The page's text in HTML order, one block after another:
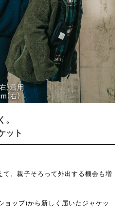
ット
、親子そろって外出する機会も増
ョップ)から新しく届いたジャケッ